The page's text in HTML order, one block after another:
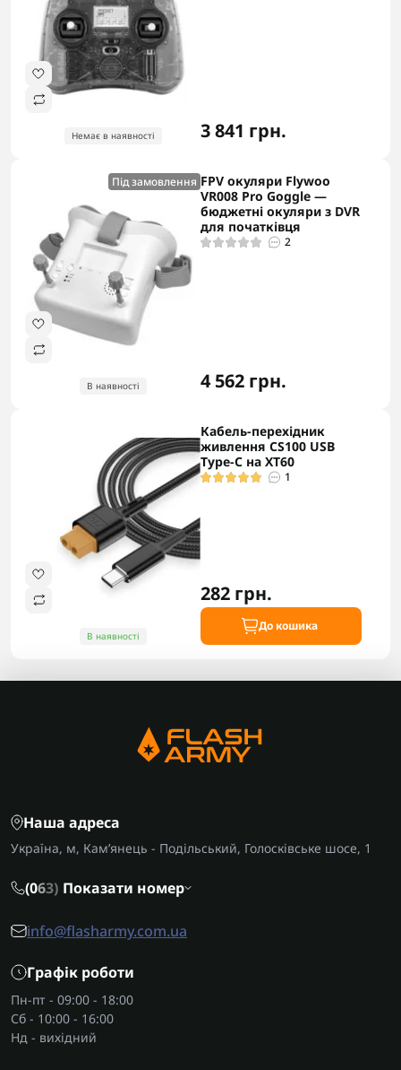
Немає в наявності 3 841 грн.
Під замовлення
В наявності
FPV окуляри Flywoo
VR008 Pro Goggle —
бюджетні окуляри з DVR
для початківця
2
4 562 грн.
В наявності
Кабель-перехідник
живлення CS100 USB
Type-C на XT60
1
282 грн.
До кошика
Наша адреса
Україна, м, Кам’янець - Подільський, Голосківське шосе, 1
(063) Показати номер
info@flasharmy.com.ua
Графік роботи
Пн-пт - 09:00 - 18:00
Сб - 10:00 - 16:00
Нд - вихідний